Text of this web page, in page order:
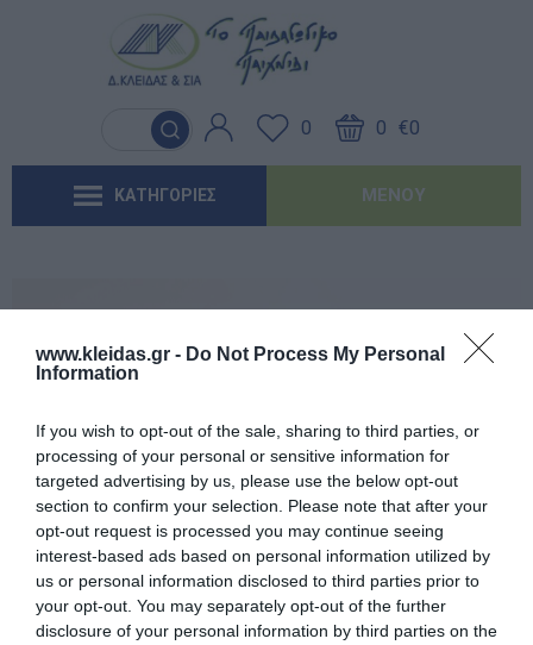
www.kleidas.gr - Do Not Process My Personal
Information
If you wish to opt-out of the sale, sharing to third parties, or
processing of your personal or sensitive information for
targeted advertising by us, please use the below opt-out
section to confirm your selection. Please note that after your
opt-out request is processed you may continue seeing
interest-based ads based on personal information utilized by
us or personal information disclosed to third parties prior to
your opt-out. You may separately opt-out of the further
disclosure of your personal information by third parties on the
0 0 €0
ΚΑΤΗΓΟΡΙΕΣ ΜΕΝΟΎ
Εγγεγραμμένος πελάτης
Γλώσσα & Γραφή
Ανακαλύπτοντας τα Μαθηματικά
Φυσικές Επιστήμες
Λογοθεραπεία
Προβλήματα Όρασης
Βασικός εξοπλισμός & Μονάδες
Χειροτεχνία
Χορός & Θέατρο
Παιχνίδια Κήπου
Επαγγελματικές Παιδικές Χαρές
Συνθέσεις Παιδικής Χαράς για ΑμεΑ
Ιδέες για τα Χριστούγεννα
Ιδέες για τις Απόκριες
Ιδέες για το Πάσχα
Έντυπα-Βιβλία Παιδικών Σταθμων
Έντυπα-Βιβλία Νηπιαγωγείων
Έντυπα-Βιβλία Δημοτικών
'Έντυπα-Βιβλία Σχολικών Επιτροπών
Αναμνηστικά Νηπιαγωγείων